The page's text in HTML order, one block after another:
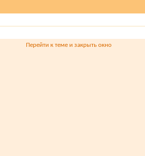
Перейти к теме и закрыть окно